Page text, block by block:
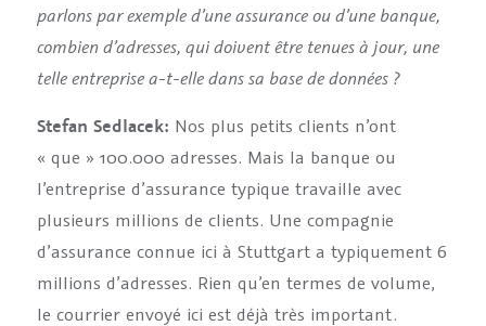
parlons par exemple d’une assurance ou d’une banque,
combien d’adresses, qui doivent être tenues à jour, une
telle entreprise a-t-elle dans sa base de données ?
Stefan Sedlacek: Nos plus petits clients n’ont
« que » 100.000 adresses. Mais la banque ou
l’entreprise d’assurance typique travaille avec
plusieurs millions de clients. Une compagnie
d’assurance connue ici à Stuttgart a typiquement 6
millions d’adresses. Rien qu’en termes de volume,
le courrier envoyé ici est déjà très important.